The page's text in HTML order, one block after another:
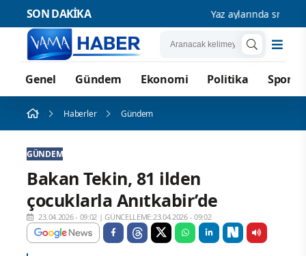
SON DAKİKA Yaz aylarında sıvı
Genel Gündem Ekonomi Politika Spor
Haberler Gündem
GÜNDEM
Bakan Tekin, 81 ilden
çocuklarla Anıtkabir’de
23.04.2026 - 09:02 |GÜNCELLEME:23.04.2026 - 09:02